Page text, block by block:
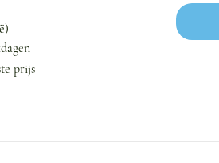
op in
prijs